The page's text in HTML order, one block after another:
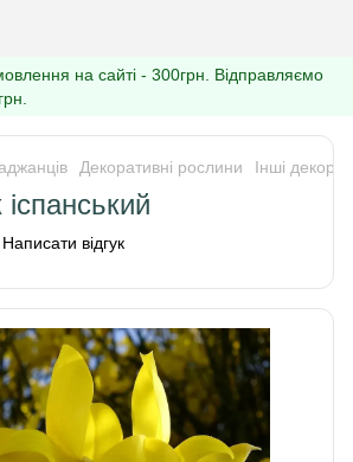
на сайті - 300грн. Відправляємо
Декоративні рослини Інші
Написати відгук